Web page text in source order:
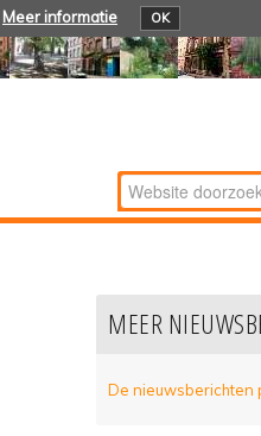
Meer informatie OK
Zoek
Geavanceerd
MEER
De nieuwsberichten